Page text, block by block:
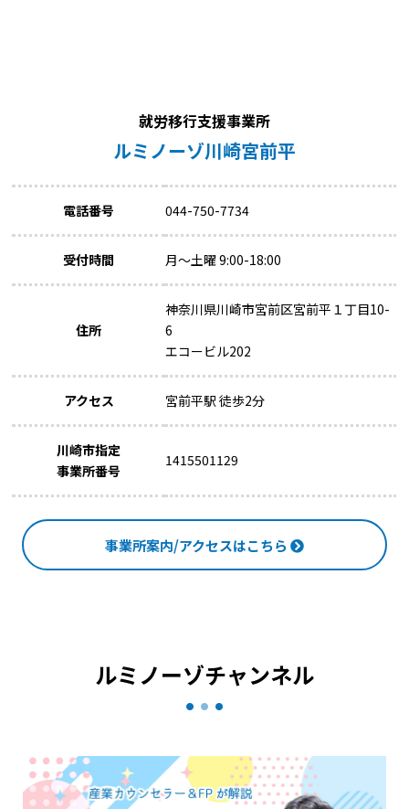
就労移行支援事業所
ルミノーゾ川崎宮前平
電話番号 044-750-7734
受付時間 月～土曜 9:00-18:00
住所
神奈川県川崎市宮前区宮前平１丁目10-
6
エコービル202
アクセス 宮前平駅 徒歩2分
川崎市指定
事業所番号
1415501129
事業所案内/アクセスはこちら
ルミノーゾチャンネル